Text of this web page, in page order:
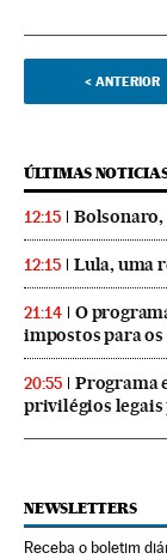
< ANTERIOR
ÚLTIMAS
12:15 Bolsonaro,
12:15 Lula, uma
21:14
O
impostos para
20:55
Programa
privilégios legais
NEWSLETTERS
Receba o boletim